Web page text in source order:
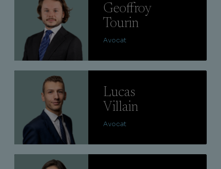
Geoffroy
Tourin
Avocat
Lucas
Villain
Avocat